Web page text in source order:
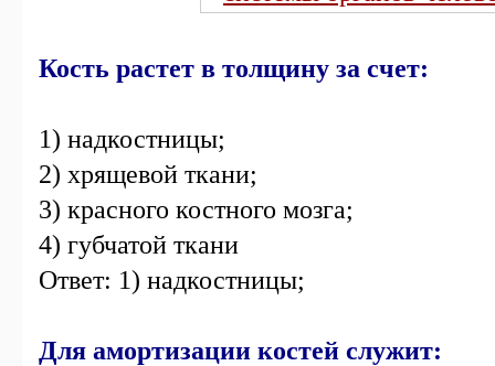
Кость растет в толщину за счет:
1) надкостницы;
2) хрящевой ткани;
3) красного костного мозга;
4) губчатой ткани
Ответ: 1) надкостницы;
Для амортизации костей служит: